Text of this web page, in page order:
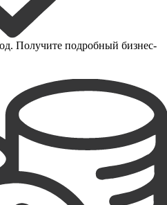
Получите подробный бизнес-